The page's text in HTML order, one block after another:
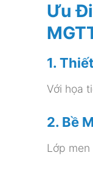
Ưu
1.
Với họa
2. Bề
Lớp